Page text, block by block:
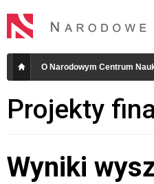
O Narodowym Centrum
Projekty
Wyniki